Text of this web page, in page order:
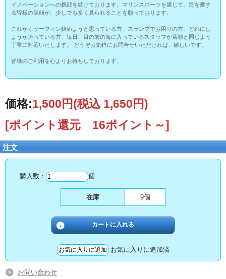
イノベーションへの挑戦を続けております。マリンスポーツを通じて、海を愛す
る皆様の笑顔が、少しでも多く見られることを願っております。
これからサーフィン始めようと思っている方、スランプでお困りの方、どれにし
ようか迷っている方、毎日、目の前の海に入っているスタッフが店頭と同じよう
丁寧に対応いたします。 どうぞお気軽にお問合せいただければ、嬉しいです。
皆様のご利用を心よりお待ちしております。
価格:1,500円(税込 1,650円)
[ポイント還元 16ポイント～]
注文
購入数： 個
在庫 9個
お気に入りに追加済
お問い合わせ